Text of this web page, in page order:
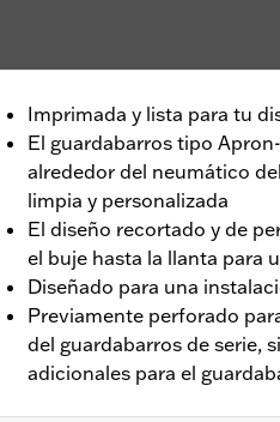
Imprimada y lista para tu
El guardabarros tipo
alrededor del neumático
limpia y personalizada
El diseño recortado y de
el buje hasta la llanta para
Diseñado para una
Previamente perforado
del guardabarros de serie,
adicionales para el